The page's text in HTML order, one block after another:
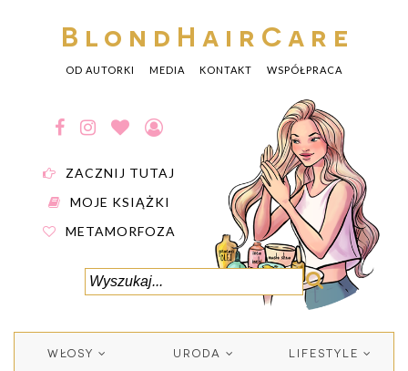
BlondHairCare
OD AUTORKI MEDIA KONTAKT WSPÓŁPRACA
ZACZNIJ TUTAJ
MOJE KSIĄŻKI
METAMORFOZA
WŁOSY URODA LIFESTYLE